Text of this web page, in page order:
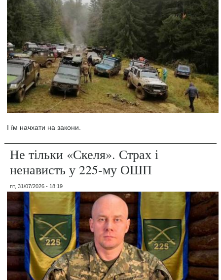
І їм начхати на закони.
Не тільки «Скеля». Страх і
ненависть у 225-му ОШП
пт, 31/07/2026 - 18:19